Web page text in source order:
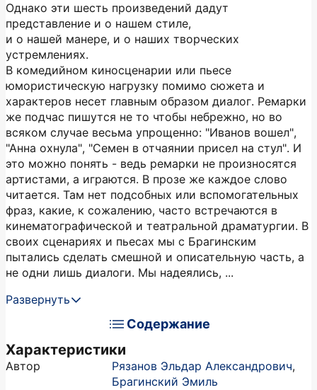
Однако эти шесть произведений дадут
представление и о нашем стиле,
и о нашей манере, и о наших творческих
устремлениях.
В комедийном киносценарии или пьесе
юмористическую нагрузку помимо сюжета и
характеров несет главным образом диалог. Ремарки
же подчас пишутся не то чтобы небрежно, но во
всяком случае весьма упрощенно: "Иванов вошел",
"Анна охнула", "Семен в отчаянии присел на стул". И
это можно понять - ведь ремарки не произносятся
артистами, а играются. В прозе же каждое слово
читается. Там нет подсобных или вспомогательных
фраз, какие, к сожалению, часто встречаются в
кинематографической и театральной драматургии. В
своих сценариях и пьесах мы с Брагинским
пытались сделать смешной и описательную часть, а
не одни лишь диалоги. Мы надеялись, ...
Развернуть
Содержание
Характеристики
Автор Рязанов Эльдар Александрович,
Брагинский Эмиль